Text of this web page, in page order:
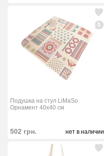
0
Подушка на стул LiMaSo
Орнамент 40х40 см
502 грн. нет в наличии